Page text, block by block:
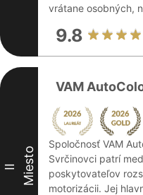
vrátane osobných,
9.8
II Miesto
VAM
Spoločnosť VAM
Svrčinovci patrí
poskytovateľov
motorizácii. Jej